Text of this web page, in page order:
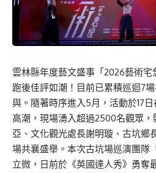
雲林縣年度藝文盛事「2026藝術
跑後佳評如潮！目前已累積巡迴7
與。隨著時序進入5月，活動於17
高潮，現場湧入超過2500名觀眾
亞、文化觀光處長謝明璇、古坑鄉
場共襄盛舉。本次古坑場巡演團隊
立微，日前於《英國達人秀》勇奪